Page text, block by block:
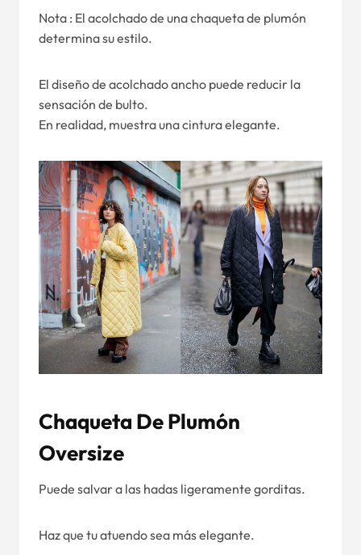
Nota : El acolchado de una chaqueta de plumón
determina su estilo.
El diseño de acolchado ancho puede reducir la
sensación de bulto.
En realidad, muestra una cintura elegante.
Chaqueta De Plumón
Oversize
Puede salvar a las hadas ligeramente gorditas.
Haz que tu atuendo sea más elegante.